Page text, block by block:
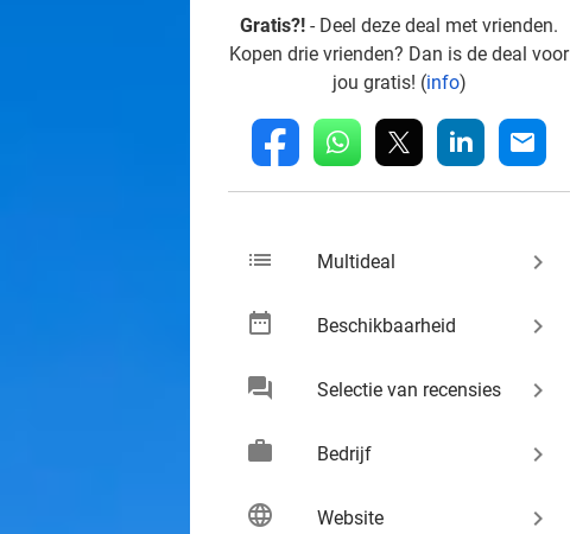
Gratis?! - Deel deze deal met vrienden.
Kopen drie vrienden? Dan is de deal voor
jou gratis! (info)
fb whatsapp linkedin mail
list Multideal keyboard_arrow_right
date_range Beschikbaarheid keyboard_arrow_right
chat Selectie van recensies keyboard_arrow_right
work Bedrijf keyboard_arrow_right
language Website keyboard_arrow_right